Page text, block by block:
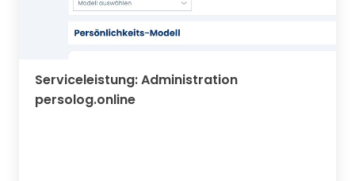
Serviceleistung: Administration
persolog.online